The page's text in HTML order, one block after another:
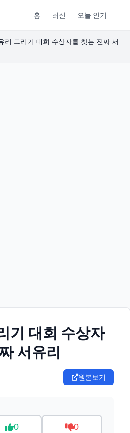
홈 최신 오늘 인기
리 그리기 대회 수상자를 찾는 진짜 서
기 대회 수상자
서유리
원본보기
0 0